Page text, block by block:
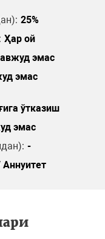
25%
Ҳар ой
эмас
эмас
ўтказиш
эмас
-